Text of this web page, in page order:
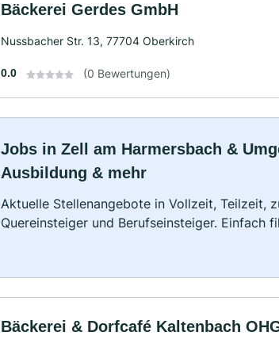
Bäckerei Gerdes GmbH
Nussbacher Str. 13, 77704 Oberkirch
0.0 (0 Bewertungen)
Jobs in Zell am Harmersbach &
Ausbildung & mehr
Aktuelle Stellenangebote in Vollzeit, Teilzeit,
Quereinsteiger und Berufseinsteiger. Einfach
Bäckerei & Dorfcafé Kaltenbach